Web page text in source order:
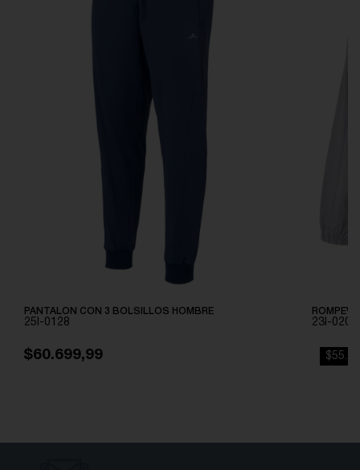
PANTALON CON 3 BOLSILLOS HOMBRE
25I-0128
$60.699,99
23I-0201